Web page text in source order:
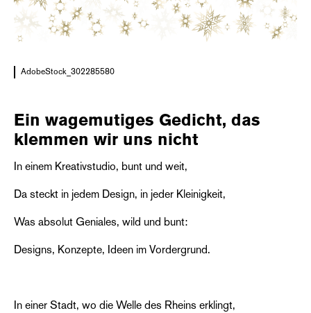
AdobeStock_302285580
Ein wagemutiges Gedicht, das
klemmen wir uns nicht
In einem Kreativstudio, bunt und weit,
Da steckt in jedem Design, in jeder Kleinigkeit,
Was absolut Geniales, wild und bunt:
Designs, Konzepte, Ideen im Vordergrund.
In einer Stadt, wo die Welle des Rheins erklingt,